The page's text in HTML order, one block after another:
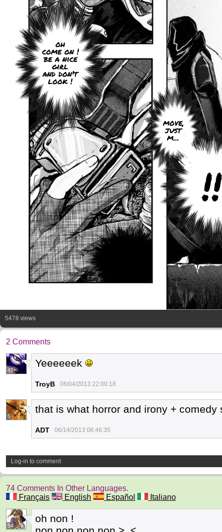
oh
come on !
be a nice
girl
and don't
look !
move,
just
m...
!!
5478 views
2 Comments
41
Yeeeeeek
TroyB 06/04/2013 22:00:18
5
that is what horror and irony + comedy
ADT 06/14/2013 06:46:35
Log-in to comment
74 Comments In Other Languages.
Français
English Español Italiano
54
oh non !